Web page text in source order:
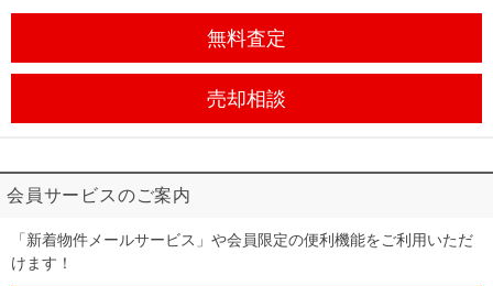
無料査定
売却相談
会員サービスのご案内
「新着物件メールサービス」や会員限定の便利機能をご利用いただ
けます！